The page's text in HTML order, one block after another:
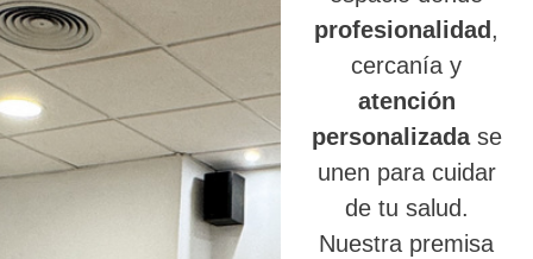
profesionalidad ,
cercanía y
atención
personalizadase
unen para cuidar
de tu salud.
Nuestra premisa